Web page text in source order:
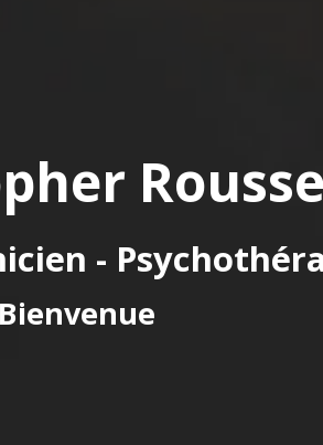
-
Bienvenue